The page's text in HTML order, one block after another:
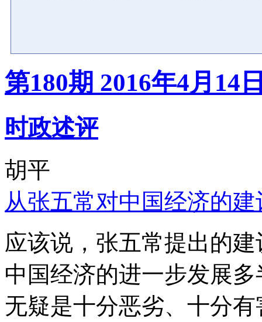
第180期 2016年4月14
时政述评
胡平
从张五常对中国经济的
应该说，张五常提出的
中国经济的进一步发展
无疑是十分恶劣、十分